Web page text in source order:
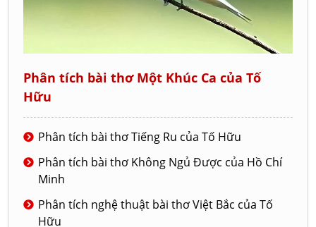
Phân tích bài thơ Một Khúc Ca của Tố
Hữu
Phân tích bài thơ Tiếng Ru của Tố Hữu
Phân tích bài thơ Không Ngủ Được của Hồ Chí
Minh
Phân tích nghệ thuật bài thơ Việt Bắc của Tố
Hữu